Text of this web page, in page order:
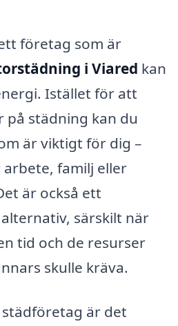
företag som är
i Viared kan
Istället för att
på städning kan du
är viktigt för dig –
familj eller
är också ett
särskilt när
tid och de resurser
skulle kräva.
är det